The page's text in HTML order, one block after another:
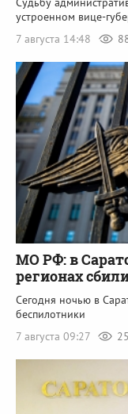
устроенном вице-
7 августа 14:48
МО РФ: в
регионах
Сегодня ночью в
беспилотники
7 августа 09:27